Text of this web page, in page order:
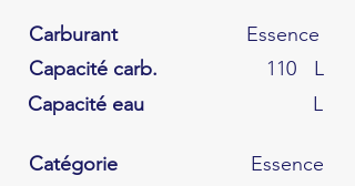
Carburant
Essence
Capacité carb.
110
L
Capacité eau
L
Catégorie
Essence